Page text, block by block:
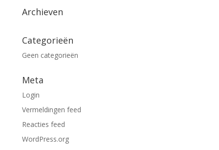
Archieven
Categorieën
Geen categorieën
Meta
Login
Vermeldingen feed
Reacties feed
WordPress.org